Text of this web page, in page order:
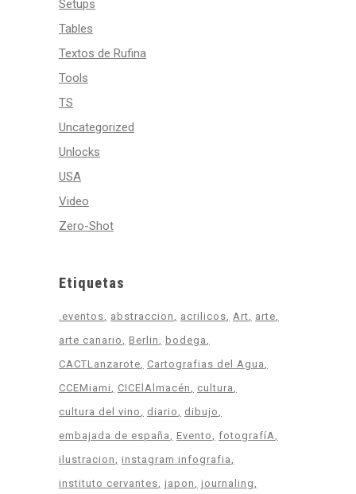
Setups
Tables
Textos de Rufina
Tools
TS
Uncategorized
Unlocks
USA
Video
Zero-Shot
Etiquetas
.eventos abstraccion acrilicos Art
arte
arte canario
Berlin
bodega
CACTLanzarote
Cartografias del Agua
CCEMiami
CICElAlmacén
cultura
cultura del vino
diario
dibujo
embajada de españa
Evento
fotografíA
ilustracion
instagram infografia
instituto cervantes japon
journaling